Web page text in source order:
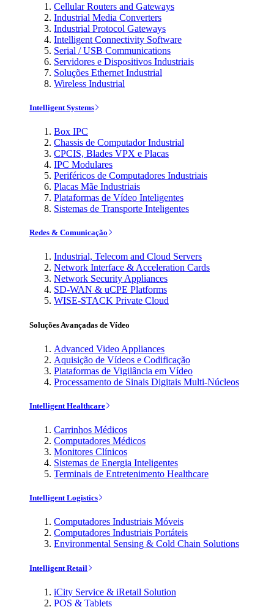
Cellular Routers and Gateways
Industrial Media Converters
Industrial Protocol Gateways
Intelligent Connectivity Software
Serial / USB Communications
Servidores e Dispositivos Industriais
Soluções Ethernet Industrial
Wireless Industrial
Intelligent Systems
Box IPC
Chassis de Computador Industrial
CPCIS, Blades VPX e Placas
IPC Modulares
Periféricos de Computadores Industriais
Placas Mãe Industriais
Plataformas de Vídeo Inteligentes
Sistemas de Transporte Inteligentes
Redes & Comunicação
Industrial, Telecom and Cloud Servers
Network Interface & Acceleration Cards
Network Security Appliances
SD-WAN & uCPE Platforms
WISE-STACK Private Cloud
Soluções Avançadas de Vídeo
Advanced Video Appliances
Aquisição de Vídeos e Codificação
Plataformas de Vigilância em Vídeo
Processamento de Sinais Digitais Multi-Núcleos
Intelligent Healthcare
Carrinhos Médicos
Computadores Médicos
Monitores Clínicos
Sistemas de Energia Inteligentes
Terminais de Entretenimento Healthcare
Intelligent Logistics
Computadores Industriais Móveis
Computadores Industriais Portáteis
Environmental Sensing & Cold Chain Solutions
Intelligent Retail
iCity Service & iRetail Solution
POS & Tablets